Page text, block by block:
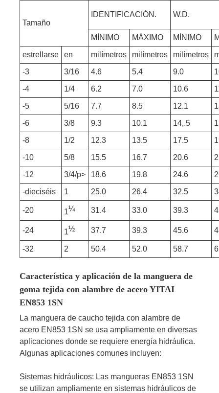
Tamaño
IDENTIFICACIÓN. W.D.
MÍNIMO MÁXIMO MÍNIMO
estrellarse en milímetros milímetros milímetros
-3 3/16 4.6 5.4 9.0
-4 1/4 6.2 7.0 10.6
-5 5/16 7.7 8.5 12.1
-6 3/8 9.3 10.1 14,.5
-8 1/2 12.3 13.5 17.5
-10 5/8 15.5 16.7 20.6
-12 3/4/p> 18.6 19.8 24.6
-dieciséis 1 25.0 26.4 32.5
-20 1¼ 31.4 33.0 39.3
-24 1½ 37.7 39.3 45.6
-32 2 50.4 52.0 58.7
Característica y aplicación de la manguera de
goma tejida con alambre de acero YITAI
EN853 1SN
La manguera de caucho tejida con alambre de
acero EN853 1SN se usa ampliamente en diversas
aplicaciones donde se requiere energía hidráulica.
Algunas aplicaciones comunes incluyen:
Sistemas hidráulicos: Las mangueras EN853 1SN
se utilizan ampliamente en sistemas hidráulicos de